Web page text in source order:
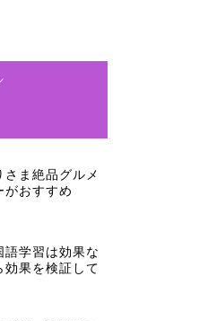
ま絶品グルメ
がおすすめ
語学習は効果な
効果を検証して